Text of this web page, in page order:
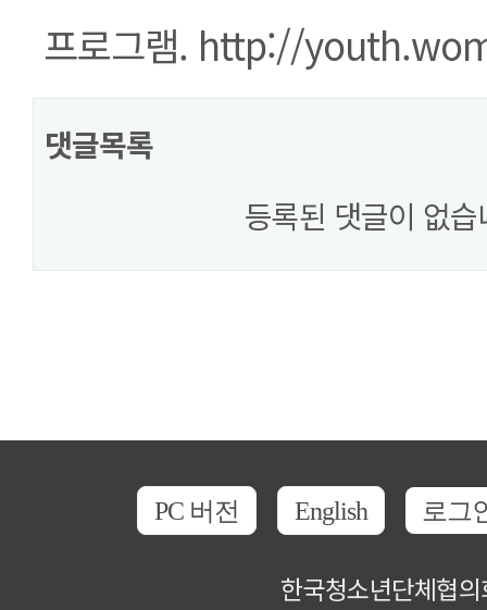
프로그램. http://
댓글목록
등록된 댓글이 없습
PC 버전 English 로그
한국청소년단체협